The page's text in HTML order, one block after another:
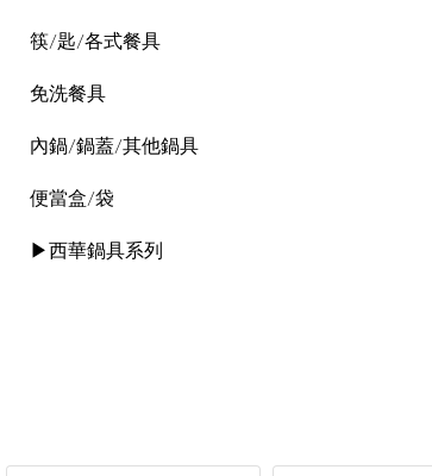
筷/匙/各式餐具
免洗餐具
內鍋/鍋蓋/其他鍋具
便當盒/袋
▶西華鍋具系列